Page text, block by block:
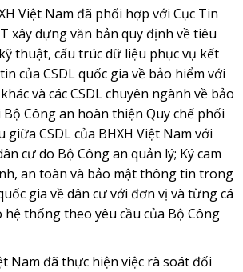
Việt Nam đã phối hợp với Cục Tin
xây dựng văn bản quy định về tiêu
thuật, cấu trúc dữ liệu phục vụ kết
của CSDL quốc gia về bảo hiểm với
và các CSDL chuyên ngành về bảo
Công an hoàn thiện Quy chế phối
giữa CSDL của BHXH Việt Nam với
cư do Bộ Công an quản lý; Ký cam
an toàn và bảo mật thông tin trong
gia về dân cư với đơn vị và từng cá
thống theo yêu cầu của Bộ Công
Nam đã thực hiện việc rà soát đối